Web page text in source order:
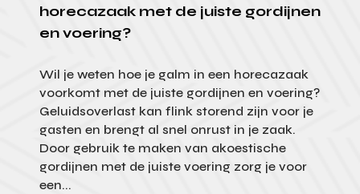
horecazaak met de juiste gordijnen
en voering?
Wil je weten hoe je galm in een horecazaak
voorkomt met de juiste gordijnen en voering?
Geluidsoverlast kan flink storend zijn voor je
gasten en brengt al snel onrust in je zaak.
Door gebruik te maken van akoestische
gordijnen met de juiste voering zorg je voor
een...